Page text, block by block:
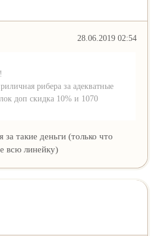
28.06.2019 02:54
рибера за адекватные
доп скидка 10% и 1070
такие деньги (только что
всю линейку)